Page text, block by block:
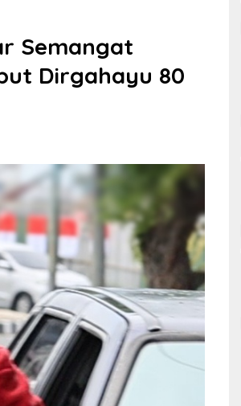
Semangat
Dirgahayu 80